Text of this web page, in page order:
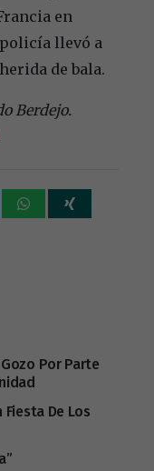
en
llevó a
de bala.
Berdejo.
Por Parte
Fiesta De Los